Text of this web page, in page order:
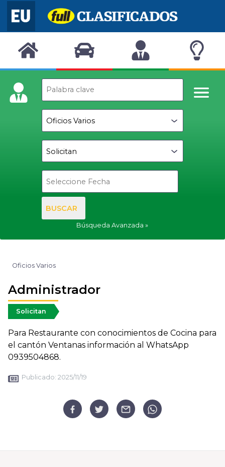
BUSCAR
Búsqueda Avanzada
Oficios Varios
Administrador
Solicitan
Para Restaurante con conocimientos de Cocina para
el cantón Ventanas información al WhatsApp
0939504868.
Publicado: 2025/11/19